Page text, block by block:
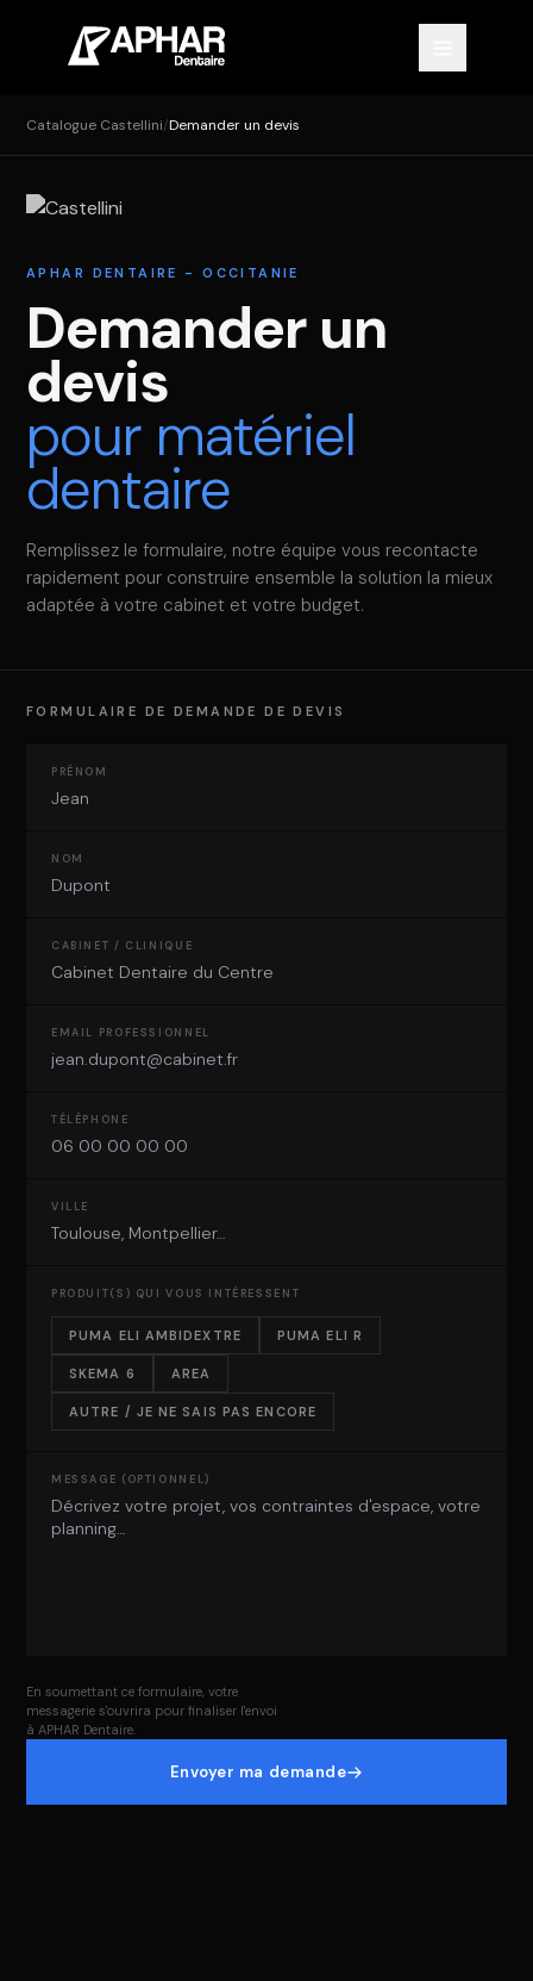
Catalogue Castellini/Demander un devis
APHAR DENTAIRE - OCCITANIE
Demander un
devis
pour matériel
dentaire
Remplissez le formulaire, notre équipe vous recontacte
rapidement pour construire ensemble la solution la mieux
adaptée à votre cabinet et votre budget.
FORMULAIRE DE DEMANDE DE DEVIS
PRÉNOM
NOM
CABINET / CLINIQUE
EMAIL PROFESSIONNEL
TÉLÉPHONE
VILLE
PRODUIT(S) QUI VOUS INTÉRESSENT
PUMA ELI AMBIDEXTRE PUMA ELI R
SKEMA 6 AREA
AUTRE / JE NE SAIS PAS ENCORE
MESSAGE (OPTIONNEL)
En soumettant ce formulaire, votre
messagerie s'ouvrira pour finaliser l'envoi
à APHAR Dentaire.
Envoyer ma demande